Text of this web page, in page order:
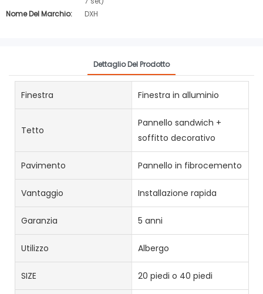
Nome Del Marchio:
DXH
Dettaglio Del Prodotto
Finestra Finestra in alluminio
Tetto
Pannello sandwich +
soffitto decorativo
Pavimento Pannello in fibrocemento
Vantaggio Installazione rapida
Garanzia 5 anni
Utilizzo Albergo
SIZE 20 piedi o 40 piedi